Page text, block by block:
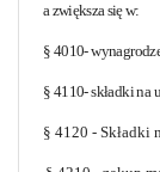
a zwiększa się w:
§ 4010-
§ 4110- składki na
§ 4120 - Składki